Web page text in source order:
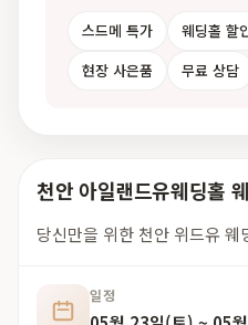
스드메 특가 웨딩홀 할
현장 사은품
무료 상담
천안 아일랜드유웨딩홀
당신만을 위한 천안 위드유 웨
일정